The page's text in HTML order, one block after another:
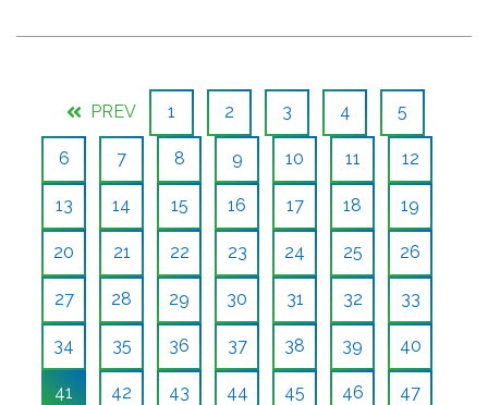
PREV 1 2 3 4 5
6 7 8 9 10 11 12
13 14 15 16 17 18 19
20 21 22 23 24 25 26
27 28 29 30 31 32 33
34 35 36 37 38 39 40
41 42 43 44 45 46 47